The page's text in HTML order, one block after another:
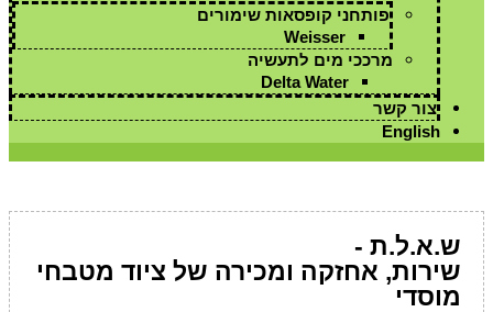
פותחני קופסאות שימורים
Weisser
מרככי מים לתעשיה
Delta Water
צור קשר
English
ש.א.ל.ת -
שירות, אחזקה ומכירה של ציוד מטבחי
מוסדי